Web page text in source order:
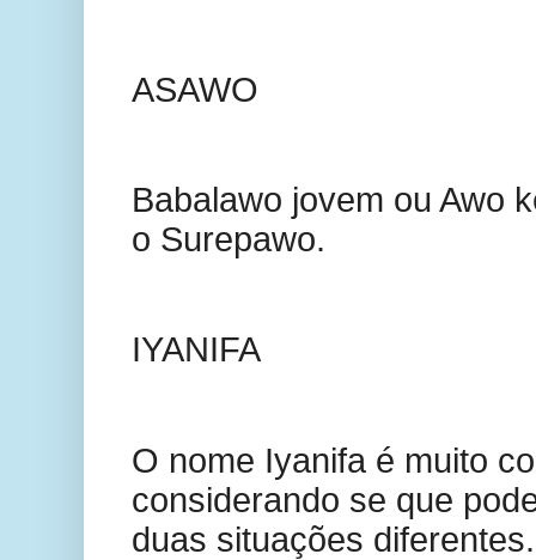
ASAWO
Babalawo jovem ou Awo
o Surepawo.
IYANIFA
O nome Iyanifa é muito
considerando se que
duas situações diferentes.